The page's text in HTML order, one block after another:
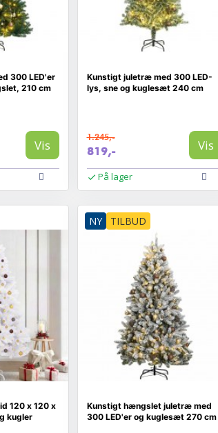
300 LED'er
210 cm
Vis
Kunstigt juletræ med 300 LED-
lys, sne og kuglesæt 240 cm
1.245,-
819,- Vis
På lager
120 x 120 x
kugler
NY TILBUD
Kunstigt hængslet juletræ med
300 LED'er og kuglesæt 270 cm